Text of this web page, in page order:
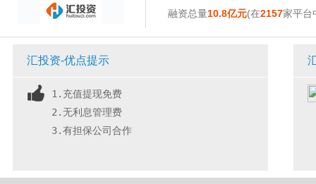
融资总量10.8亿元(在2157家平台
汇投资-优点提示
1.充值提现免费
2.无利息管理费
3.有担保公司合作